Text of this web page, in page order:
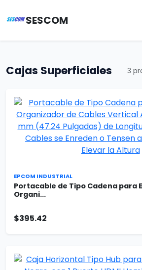
SESCOM
Cajas Superficiales 3
EPCOM INDUSTRIAL
Portacable de Tipo Cadena para
Organi...
$395.42